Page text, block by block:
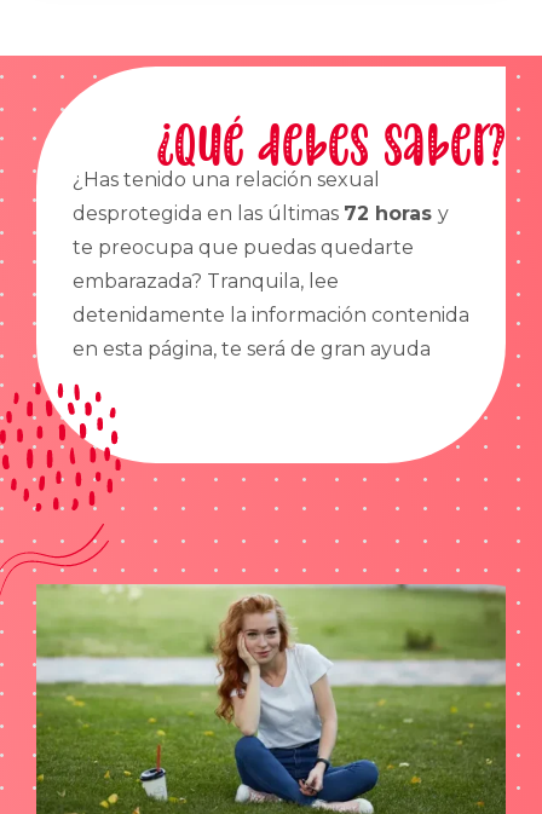
¿Qué debes saber?
¿Has tenido una relación sexual
desprotegida en las últimas 72 horas y
te preocupa que puedas quedarte
embarazada? Tranquila, lee
detenidamente la información contenida
en esta página, te será de gran ayuda